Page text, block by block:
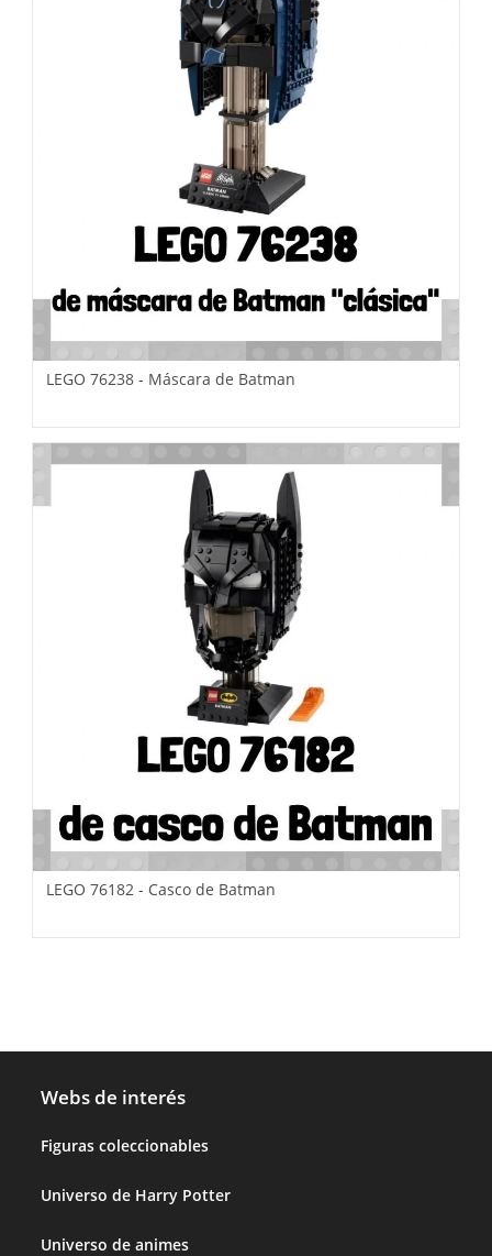
LEGO 76238 - Máscara de Batman
LEGO 76182 - Casco de Batman
Webs de interés
Figuras coleccionables
Universo de Harry Potter
Universo de animes